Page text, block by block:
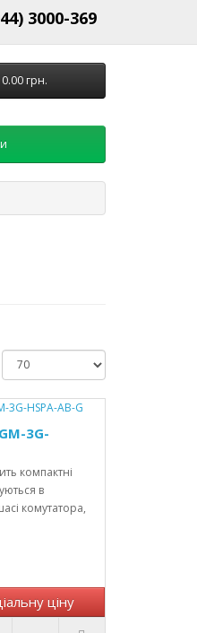
3000-369
0.00 грн.
3G-
компактні
в
комутатора,
ціну